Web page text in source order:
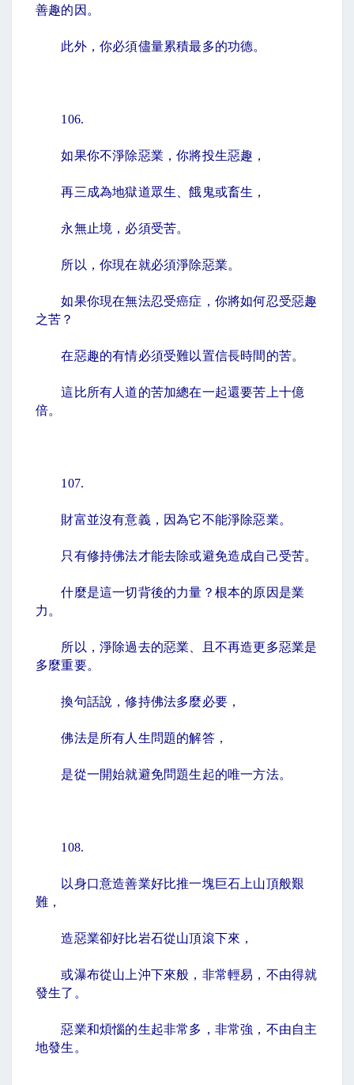
善趣的因。
此外，你必須儘量累積最多的功德。
106.
如果你不淨除惡業，你將投生惡趣，
再三成為地獄道眾生、餓鬼或畜生，
永無止境，必須受苦。
所以，你現在就必須淨除惡業。
如果你現在無法忍受癌症，你將如何忍受惡趣
之苦？
在惡趣的有情必須受難以置信長時間的苦。
這比所有人道的苦加總在一起還要苦上十億
倍。
107.
財富並沒有意義，因為它不能淨除惡業。
只有修持佛法才能去除或避免造成自己受苦。
什麼是這一切背後的力量？根本的原因是業
力。
所以，淨除過去的惡業、且不再造更多惡業是
多麼重要。
換句話說，修持佛法多麼必要，
佛法是所有人生問題的解答，
是從一開始就避免問題生起的唯一方法。
108.
以身口意造善業好比推一塊巨石上山頂般艱
難，
造惡業卻好比岩石從山頂滾下來，
或瀑布從山上沖下來般，非常輕易，不由得就
發生了。
惡業和煩惱的生起非常多，非常強，不由自主
地發生。